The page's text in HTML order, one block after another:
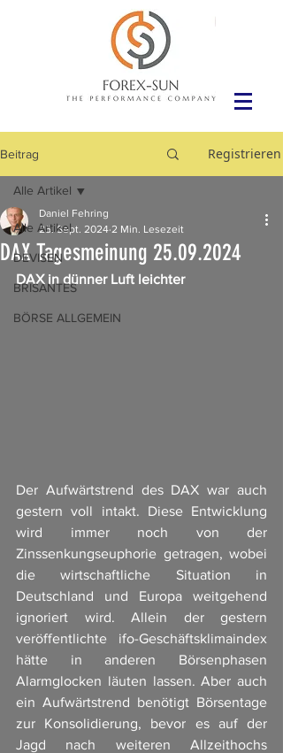
Beitrag Registrieren
Alle Artikel
DEVISEN
BRISANTES
BÖRSE ALLGEMEIN
Alle Artikel
DAX Tagesmeinung 25.09.2024
Daniel Fehring
25. Sept. 2024 2 Min. Lesezeit
DAX in dünner Luft leichter
Der Aufwärtstrend des DAX war auch
gestern voll intakt. Diese Entwicklung
wird immer noch von der
Zinssenkungseuphorie getragen, wobei
die wirtschaftliche Situation in
Deutschland und Europa weitgehend
ignoriert wird. Allein der gestern
veröffentlichte ifo-Geschäftsklimaindex
hätte in anderen Börsenphasen
Alarmglocken läuten lassen. Aber auch
ein Aufwärtstrend benötigt Börsentage
zur Konsolidierung, bevor es auf der
Jagd nach weiteren Allzeithochs